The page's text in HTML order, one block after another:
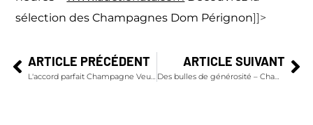
sélection des Champagnes Dom Pérignon]]>
ARTICLE PRÉCÉDENT
L'accord parfait Champagne Veuve Clicquot Brut Carte Jaune et Saint-Pierre cuit à l'unilatérale
ARTICLE SUIVANT
Des bulles de générosité – Champmarket soutient Tout le monde contre le cancer